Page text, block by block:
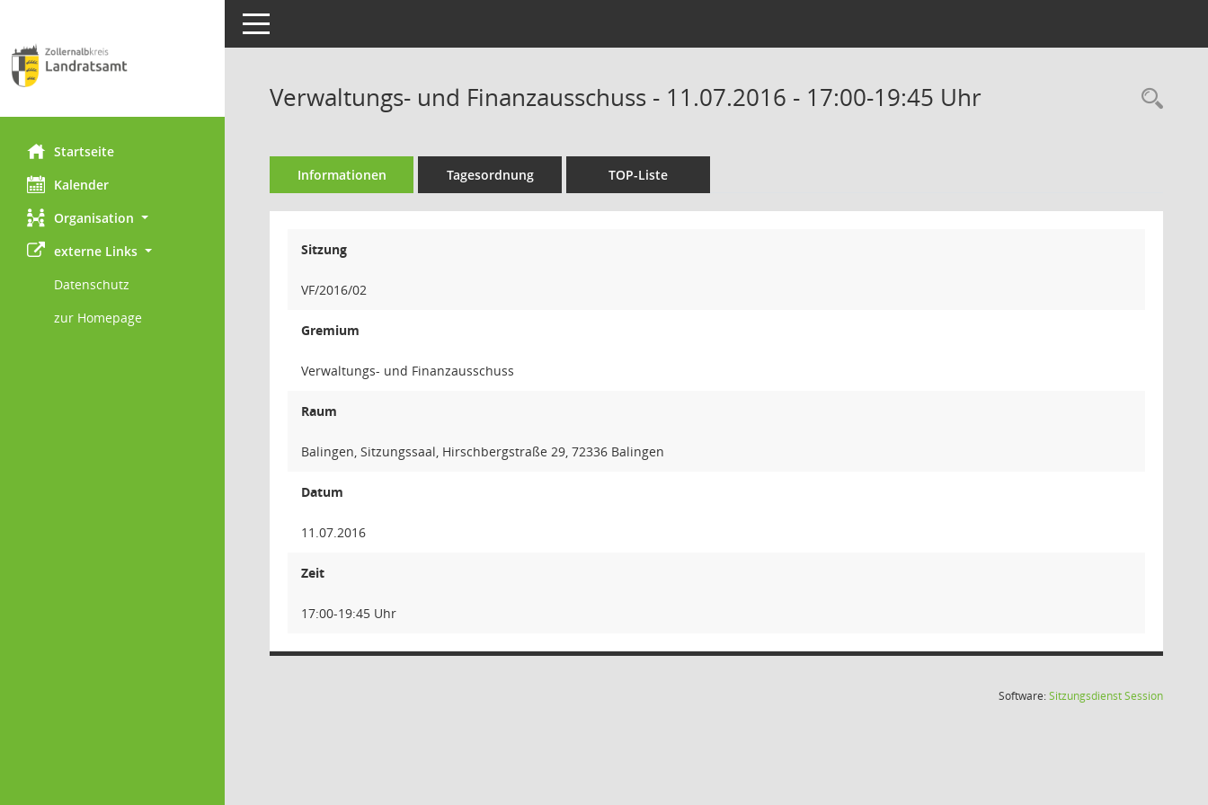
Startseite
Kalender
Organisation
externe Links
Datenschutz
zur Homepage
Toggle navigation
Verwaltungs- und Finanzausschuss - 11.07.2016 - 17:00-19:45 Uhr
Informationen Tagesordnung TOP-Liste
Sitzung
VF/2016/02
Gremium
Verwaltungs- und Finanzausschuss
Raum
Balingen, Sitzungssaal, Hirschbergstraße 29, 72336 Balingen
Datum
11.07.2016
Zeit
17:00-19:45 Uhr
Software:SitzungsdienstSession(Wird in